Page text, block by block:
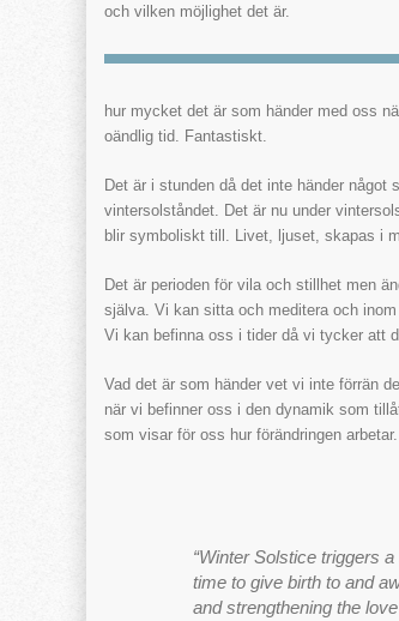
och vilken möjlighet det är.
hur mycket det är som händer med oss
oändlig tid. Fantastiskt.
Det är i stunden då det inte händer
vintersolståndet. Det är nu under
blir symboliskt till. Livet, ljuset, skapas i
Det är perioden för vila och stillhet men
själva. Vi kan sitta och meditera och
Vi kan befinna oss i tider då vi tycker att
Vad det är som händer vet vi inte förrän
när vi befinner oss i den dynamik som
som visar för oss hur förändringen arbetar.
“Winter Solstice triggers
time to give birth to and
and strengthening the